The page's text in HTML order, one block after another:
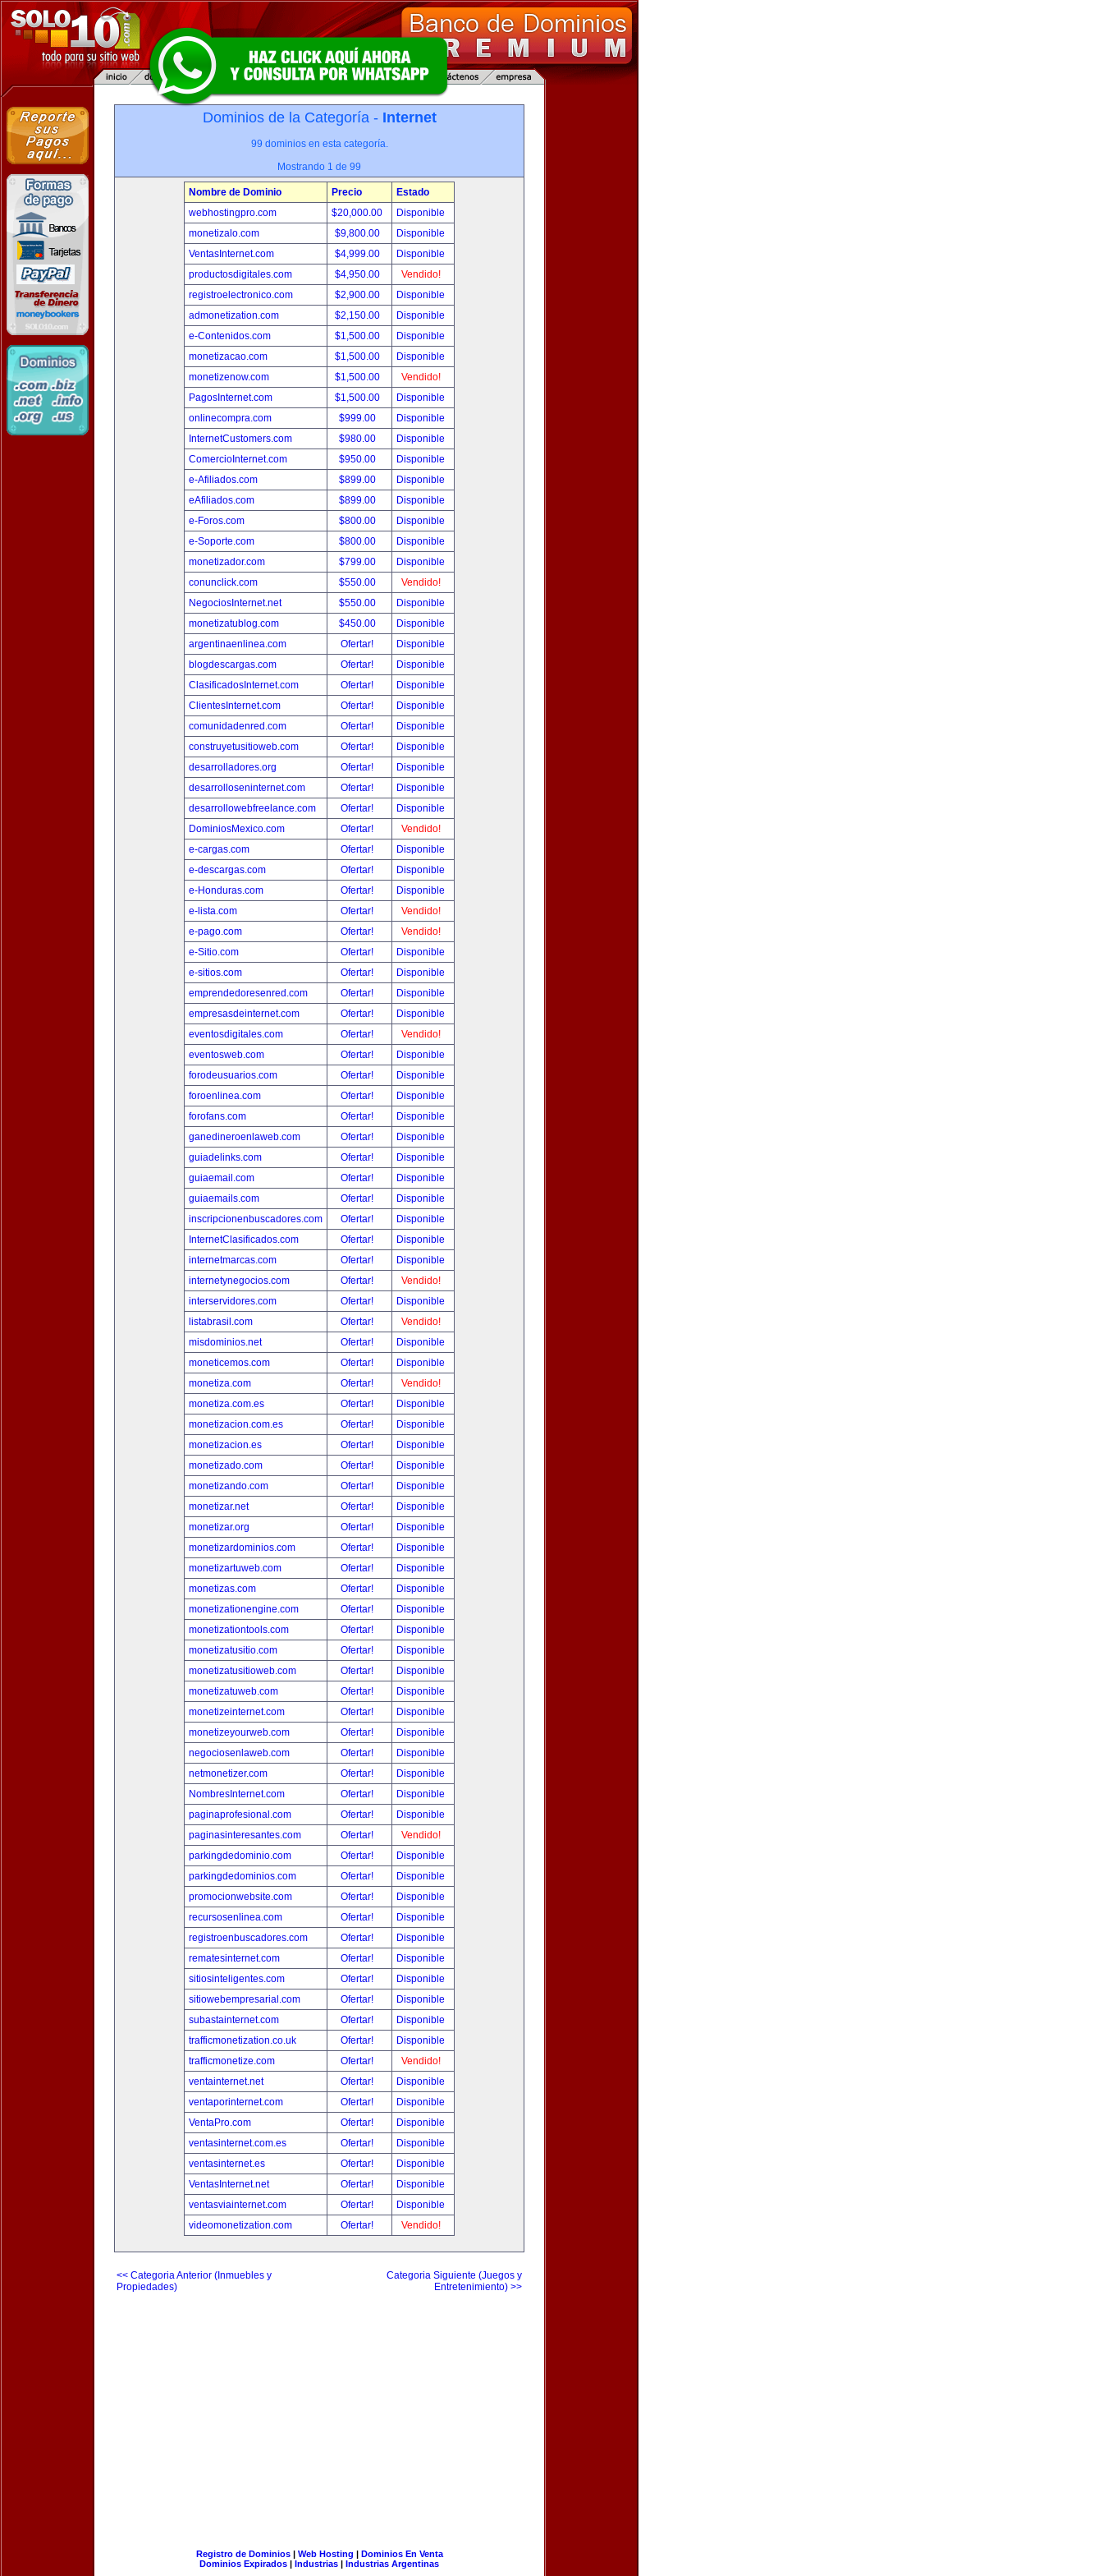
Dominios de la Categoría - Internet
99 dominios en esta categoría.
Mostrando 1 de 99
Nombre de Dominio Precio
Estado
webhostingpro.com
$20,000.00
Disponible
monetizalo.com
$9,800.00
Disponible
VentasInternet.com
$4,999.00
Disponible
productosdigitales.com
$4,950.00
Vendido!
registroelectronico.com
$2,900.00
Disponible
admonetization.com
$2,150.00
Disponible
e-Contenidos.com
$1,500.00
Disponible
monetizacao.com
$1,500.00
Disponible
monetizenow.com
$1,500.00
Vendido!
PagosInternet.com
$1,500.00
Disponible
onlinecompra.com
$999.00
Disponible
InternetCustomers.com
$980.00
Disponible
ComercioInternet.com
$950.00
Disponible
e-Afiliados.com
$899.00
Disponible
eAfiliados.com
$899.00
Disponible
e-Foros.com
$800.00
Disponible
e-Soporte.com
$800.00
Disponible
monetizador.com
$799.00
Disponible
conunclick.com
$550.00
Vendido!
NegociosInternet.net
$550.00
Disponible
monetizatublog.com
$450.00
Disponible
argentinaenlinea.com
Ofertar!
Disponible
blogdescargas.com
Ofertar!
Disponible
ClasificadosInternet.com
Ofertar!
Disponible
ClientesInternet.com
Ofertar!
Disponible
comunidadenred.com
Ofertar!
Disponible
construyetusitioweb.com
Ofertar!
Disponible
desarrolladores.org
Ofertar!
Disponible
desarrolloseninternet.com
Ofertar!
Disponible
desarrollowebfreelance.com
Ofertar!
Disponible
DominiosMexico.com
Ofertar!
Vendido!
e-cargas.com
Ofertar!
Disponible
e-descargas.com
Ofertar!
Disponible
e-Honduras.com
Ofertar!
Disponible
e-lista.com
Ofertar!
Vendido!
e-pago.com
Ofertar!
Vendido!
e-Sitio.com
Ofertar!
Disponible
e-sitios.com
Ofertar!
Disponible
emprendedoresenred.com
Ofertar!
Disponible
empresasdeinternet.com
Ofertar!
Disponible
eventosdigitales.com
Ofertar!
Vendido!
eventosweb.com
Ofertar!
Disponible
forodeusuarios.com
Ofertar!
Disponible
foroenlinea.com
Ofertar!
Disponible
forofans.com
Ofertar!
Disponible
ganedineroenlaweb.com
Ofertar!
Disponible
guiadelinks.com
Ofertar!
Disponible
guiaemail.com
Ofertar!
Disponible
guiaemails.com
Ofertar!
Disponible
inscripcionenbuscadores.com
Ofertar!
Disponible
InternetClasificados.com
Ofertar!
Disponible
internetmarcas.com
Ofertar!
Disponible
internetynegocios.com
Ofertar!
Vendido!
interservidores.com
Ofertar!
Disponible
listabrasil.com
Ofertar!
Vendido!
misdominios.net
Ofertar!
Disponible
moneticemos.com
Ofertar!
Disponible
monetiza.com
Ofertar!
Vendido!
monetiza.com.es
Ofertar!
Disponible
monetizacion.com.es
Ofertar!
Disponible
monetizacion.es
Ofertar!
Disponible
monetizado.com
Ofertar!
Disponible
monetizando.com
Ofertar!
Disponible
monetizar.net
Ofertar!
Disponible
monetizar.org
Ofertar!
Disponible
monetizardominios.com
Ofertar!
Disponible
monetizartuweb.com
Ofertar!
Disponible
monetizas.com
Ofertar!
Disponible
monetizationengine.com
Ofertar!
Disponible
monetizationtools.com
Ofertar!
Disponible
monetizatusitio.com
Ofertar!
Disponible
monetizatusitioweb.com
Ofertar!
Disponible
monetizatuweb.com
Ofertar!
Disponible
monetizeinternet.com
Ofertar!
Disponible
monetizeyourweb.com
Ofertar!
Disponible
negociosenlaweb.com
Ofertar!
Disponible
netmonetizer.com
Ofertar!
Disponible
NombresInternet.com
Ofertar!
Disponible
paginaprofesional.com
Ofertar!
Disponible
paginasinteresantes.com
Ofertar!
Vendido!
parkingdedominio.com
Ofertar!
Disponible
parkingdedominios.com
Ofertar!
Disponible
promocionwebsite.com
Ofertar!
Disponible
recursosenlinea.com
Ofertar!
Disponible
registroenbuscadores.com
Ofertar!
Disponible
rematesinternet.com
Ofertar!
Disponible
sitiosinteligentes.com
Ofertar!
Disponible
sitiowebempresarial.com
Ofertar!
Disponible
subastainternet.com
Ofertar!
Disponible
trafficmonetization.co.uk
Ofertar!
Disponible
trafficmonetize.com
Ofertar!
Vendido!
ventainternet.net
Ofertar!
Disponible
ventaporinternet.com
Ofertar!
Disponible
VentaPro.com
Ofertar!
Disponible
ventasinternet.com.es
Ofertar!
Disponible
ventasinternet.es
Ofertar!
Disponible
VentasInternet.net
Ofertar!
Disponible
ventasviainternet.com
Ofertar!
Disponible
videomonetization.com
Ofertar! Vendido!
<< Categoria Anterior (Inmuebles y
Propiedades)
Categoria Siguiente (Juegos y
Entretenimiento) >>
Registro de Dominios| Web Hosting | Dominios En Venta
Dominios Expirados | Industrias | Industrias Argentinas